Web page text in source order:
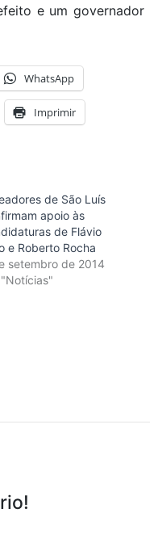
e um governador
WhatsApp
Imprimir
de São Luís
apoio às
de Flávio
e Roberto Rocha
setembro de 2014
"Notícias"